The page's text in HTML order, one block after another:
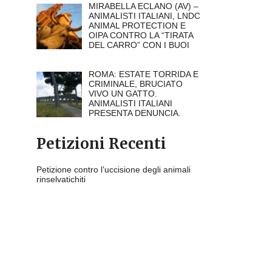
MIRABELLA ECLANO (AV) –
ANIMALISTI ITALIANI, LNDC
ANIMAL PROTECTION E
OIPA CONTRO LA “TIRATA
DEL CARRO” CON I BUOI
ROMA: ESTATE TORRIDA E
CRIMINALE, BRUCIATO
VIVO UN GATTO.
ANIMALISTI ITALIANI
PRESENTA DENUNCIA.
Petizioni Recenti
Petizione contro l’uccisione degli animali
rinselvatichiti